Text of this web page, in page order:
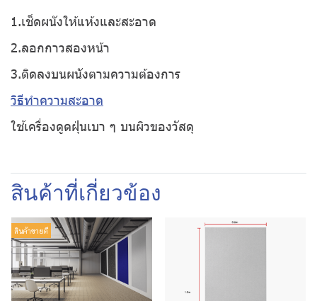
1.เช็ดผนังให้แห้งและสะอาด
2.ลอกกาวสองหน้า
3.ติดลงบนผนังตามความต้องการ
วิธีทำความสะอาด
ใช้เครื่องดูดฝุ่นเบา ๆ บนผิวของวัสดุ
สินค้าที่เกี่ยวข้อง
สินค้าขายดี